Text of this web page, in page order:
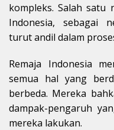
kompleks. Salah satu
Indonesia, sebagai
turut andil dalam
Remaja Indonesia
semua hal yang
berbeda. Mereka
dampak-pengaruh
mereka lakukan.